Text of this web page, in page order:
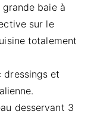
baie à
sur le
totalement
dressings et
desservant 3